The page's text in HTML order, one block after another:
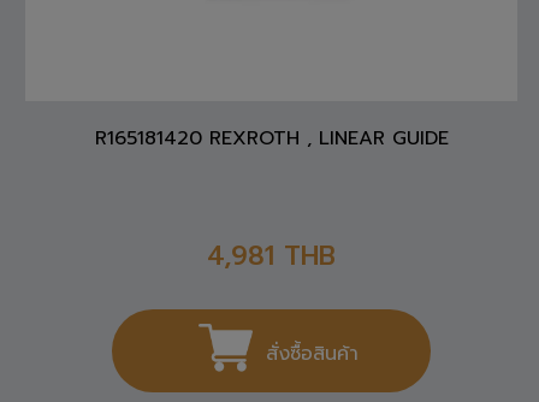
R165181420 REXROTH , LINEAR GUIDE
4,981 THB
สั่งซื้อสินค้า